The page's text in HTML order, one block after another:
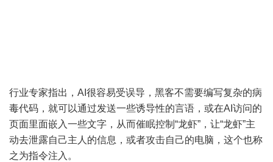
行业专家指出，AI很容易受误导，黑客不需要编写复杂的病
毒代码，就可以通过发送一些诱导性的言语，或在AI访问的
页面里面嵌入一些文字，从而催眠控制“龙虾”，让“龙虾”主
动去泄露自己主人的信息，或者攻击自己的电脑，这个也称
之为指令注入。